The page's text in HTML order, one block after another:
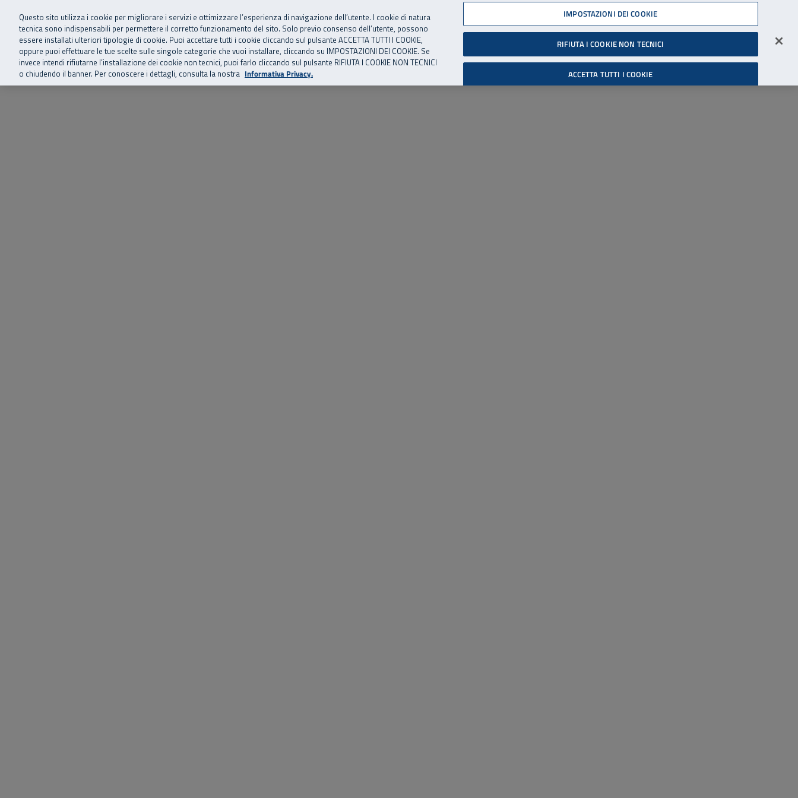
Vai al menu principale
Vai al contenuto principale
Vai al Footer 06 45539607
SuperAbile - il Contact Center Inail per il mondo della disabilità
Home Chi siamo Storie, news ed eventi Risorse utili Supporto Accessibilità
Cerca
Accedi all'area riservata
Questo sito utilizza i cookie per migliorare i servizi e ottimizzare l’esperienza di navigazione dell’utente. I cookie di natura
tecnica sono indispensabili per permettere il corretto funzionamento del sito. Solo previo consenso dell’utente, possono
essere installati ulteriori tipologie di cookie. Puoi accettare tutti i cookie cliccando sul pulsante ACCETTA TUTTI I COOKIE,
oppure puoi effettuare le tue scelte sulle singole categorie che vuoi installare, cliccando su IMPOSTAZIONI DEI COOKIE. Se
invece intendi rifiutarne l’installazione dei cookie non tecnici, puoi farlo cliccando sul pulsante RIFIUTA I COOKIE NON TECNICI
o chiudendo il banner. Per conoscere i dettagli, consulta la nostra Informativa Privacy.
IMPOSTAZIONI DEI COOKIE
RIFIUTA I COOKIE NON TECNICI
ACCETTA TUTTI I COOKIE